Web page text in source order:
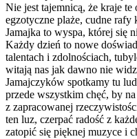
Nie jest tajemnicą, że kraje
egzotyczne plaże, cudne
Jamajka to wyspa, której się
Każdy dzień to nowe
talentach i zdolnościach,
witają nas jak dawno nie
Jamajczyków spotkamy tu
przede wszystkim chęć, by
z zapracowanej
ten luz, czerpać radość z
zatopić się pięknej muzyce i